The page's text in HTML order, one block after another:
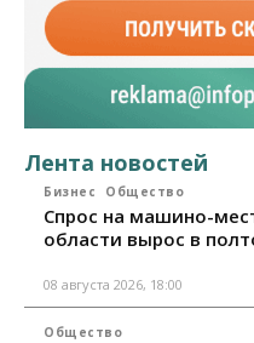
Лента новостей
Бизнес Общество
Спрос на машино-
области вырос в
08 августа 2026, 18:00
Общество